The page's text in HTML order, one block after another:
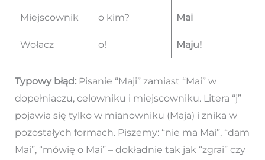
Miejscownik o kim? Mai
Wołacz o! Maju!
Typowy błąd:Pisanie “Maji” zamiast “Mai” w
dopełniaczu, celowniku i miejscowniku. Litera “j”
pojawia się tylko w mianowniku (Maja) i znika w
pozostałych formach. Piszemy: “nie ma Mai”, “dam
Mai”, “mówię o Mai” – dokładnie tak jak “zgrai” czy